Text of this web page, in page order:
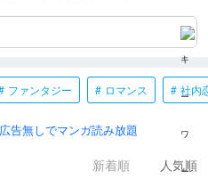
ファンタジー ロマンス 社内
新着順 人気順